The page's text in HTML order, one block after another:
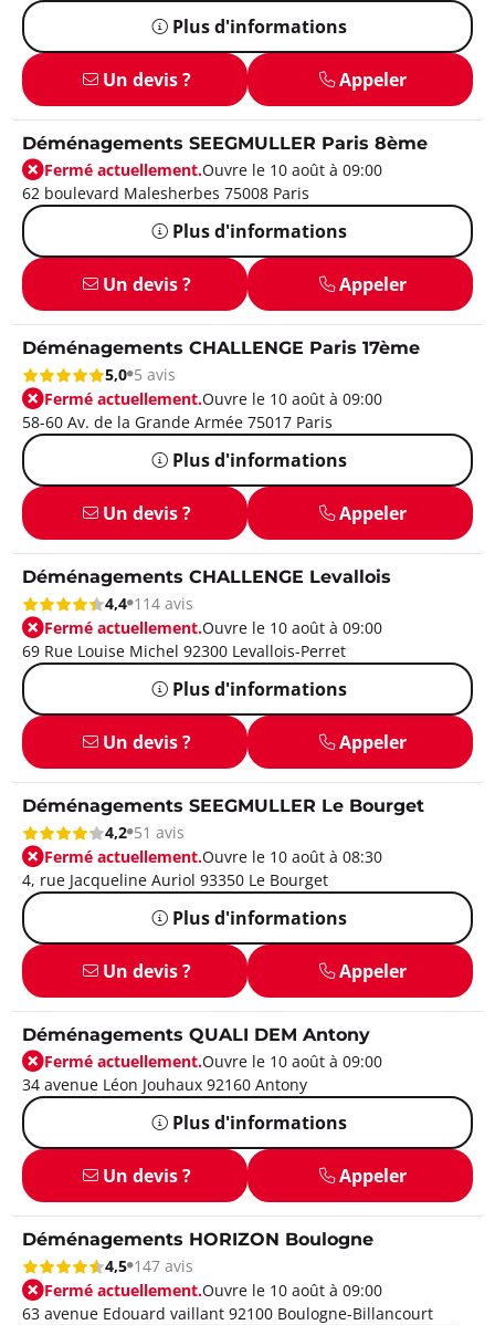
Plus d'informations
Un devis ? Appeler
Déménagements SEEGMULLER Paris 8ème
Fermé actuellement.Ouvre le 10 août à 09:00
62 boulevard Malesherbes 75008 Paris
Plus d'informations
Un devis ? Appeler
Déménagements CHALLENGE Paris 17ème
5,0 5 avis
Fermé actuellement.Ouvre le 10 août à 09:00
58-60 Av. de la Grande Armée 75017 Paris
Plus d'informations
Un devis ? Appeler
Déménagements CHALLENGE Levallois
4,4 114 avis
Fermé actuellement.Ouvre le 10 août à 09:00
69 Rue Louise Michel 92300 Levallois-Perret
Plus d'informations
Un devis ? Appeler
Déménagements SEEGMULLER Le Bourget
4,2 51 avis
Fermé actuellement.Ouvre le 10 août à 08:30
4, rue Jacqueline Auriol 93350 Le Bourget
Plus d'informations
Un devis ? Appeler
Déménagements QUALI DEM Antony
Fermé actuellement.Ouvre le 10 août à 09:00
34 avenue Léon Jouhaux 92160 Antony
Plus d'informations
Un devis ? Appeler
Déménagements HORIZON Boulogne
4,5 147 avis
Fermé actuellement.Ouvre le 10 août à 09:00
63 avenue Edouard vaillant 92100 Boulogne-Billancourt